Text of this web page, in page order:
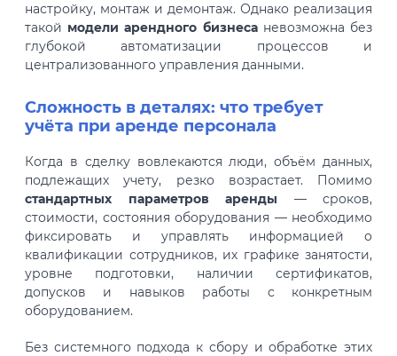
настройку, монтаж и демонтаж. Однако реализация
такой модели арендного бизнесаневозможна без
глубокой автоматизации процессов и
централизованного управления данными.
Сложность в деталях: что требует
учёта при аренде персонала
Когда в сделку вовлекаются люди, объём данных,
подлежащих учету, резко возрастает. Помимо
стандартных параметров аренды — сроков,
стоимости, состояния оборудования — необходимо
фиксировать и управлять информацией о
квалификации сотрудников, их графике занятости,
уровне подготовки, наличии сертификатов,
допусков и навыков работы с конкретным
оборудованием.
Без системного подхода к сбору и обработке этих